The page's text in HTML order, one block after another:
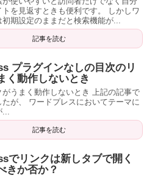
トを見返すときも便利です。 しかしワ
初期設定のままだと検索機能が...
記事を読む
プラグインなしの目次のリ
く動作しないとき
がうまく動作しないとき 上記の記事で
たが、 ワードプレスにおいてテーマに
...
記事を読む
でリンクは新しタブで開く
きか否か？